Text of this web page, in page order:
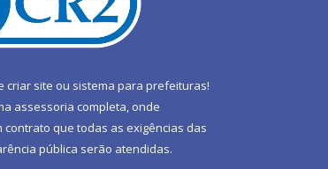
criar site ou sistema para prefeituras!
assessoria completa, onde
contrato que todas as exigências das
pública serão atendidas.